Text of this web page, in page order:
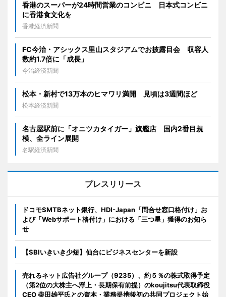
香港のスーパーが24時間営業のコンビニ 日本式コンビニ
に香港食文化を
香港経済新聞
FC今治・アシックス里山スタジアムでお披露目会 収容人
数約1.7倍に「成長」
今治経済新聞
松本・新村で13万本のヒマワリ満開 見頃は3週間ほど
松本経済新聞
名古屋駅前に「オニツカタイガー」旗艦店 国内2番目規
模、全ライン展開
名駅経済新聞
プレスリリース
ドコモSMTBネット銀行、HDI-Japan「問合せ窓口格付け」お
よび「Webサポート格付け」における「三つ星」獲得のお知ら
せ
【SBIいきいき少短】仙台にビジネスセンターを新設
売れるネット広告社グループ（9235）、約５％の株式取得予定
（第2位の大株主へ浮上・長期保有前提）のkoujitsu代表取締役
CEO 柴田雄平氏との資本・業務提携後初の共同プロジェクト始